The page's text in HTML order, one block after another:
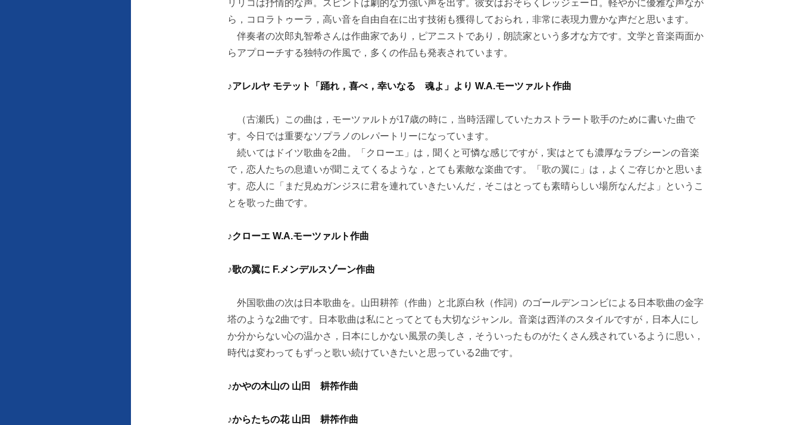
リリコは抒情的な声。スピントは劇的な力強い声を出す。彼女はおそらくレッジェーロ。軽やかに優雅な声なが
ら，コロラトゥーラ，高い音を自由自在に出す技術も獲得しておられ，非常に表現力豊かな声だと思います。
伴奏者の次郎丸智希さんは作曲家であり，ピアニストであり，朗読家という多才な方です。文学と音楽両面か
らアプローチする独特の作風で，多くの作品も発表されています。
♪アレルヤ モテット「踊れ，喜べ，幸いなる 魂よ」より W.A.モーツァルト作曲
（古瀬氏）この曲は，モーツァルトが17歳の時に，当時活躍していたカストラート歌手のために書いた曲で
す。今日では重要なソプラノのレパートリーになっています。
続いてはドイツ歌曲を2曲。「クローエ」は，聞くと可憐な感じですが，実はとても濃厚なラブシーンの音楽
で，恋人たちの息遣いが聞こえてくるような，とても素敵な楽曲です。「歌の翼に」は，よくご存じかと思いま
す。恋人に「まだ見ぬガンジスに君を連れていきたいんだ，そこはとっても素晴らしい場所なんだよ」というこ
とを歌った曲です。
♪クローエ W.A.モーツァルト作曲
♪歌の翼に F.メンデルスゾーン作曲
外国歌曲の次は日本歌曲を。山田耕筰（作曲）と北原白秋（作詞）のゴールデンコンビによる日本歌曲の金字
塔のような2曲です。日本歌曲は私にとってとても大切なジャンル。音楽は西洋のスタイルですが，日本人にし
か分からない心の温かさ，日本にしかない風景の美しさ，そういったものがたくさん残されているように思い，
時代は変わってもずっと歌い続けていきたいと思っている2曲です。
♪かやの木山の 山田 耕筰作曲
♪からたちの花 山田 耕筰作曲